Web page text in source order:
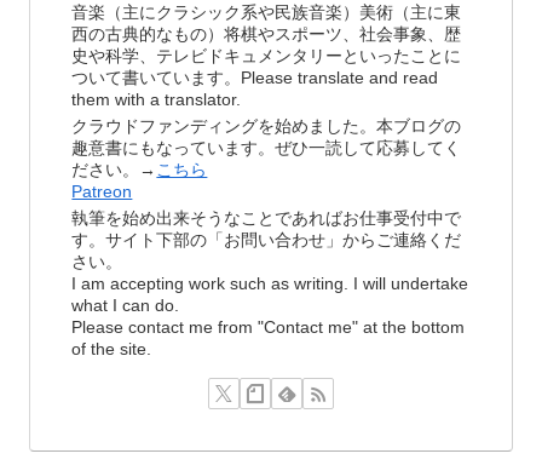
音楽（主にクラシック系や民族音楽）美術（主に東
西の古典的なもの）将棋やスポーツ、社会事象、歴
史や科学、テレビドキュメンタリーといったことに
ついて書いています。Please translate and read
them with a translator.
クラウドファンディングを始めました。本ブログの
趣意書にもなっています。ぜひ一読して応募してく
ださい。→ こちら
Patreon
執筆を始め出来そうなことであればお仕事受付中で
す。サイト下部の「お問い合わせ」からご連絡くだ
さい。
I am accepting work such as writing. I will undertake
what I can do.
Please contact me from "Contact me" at the bottom
of the site.